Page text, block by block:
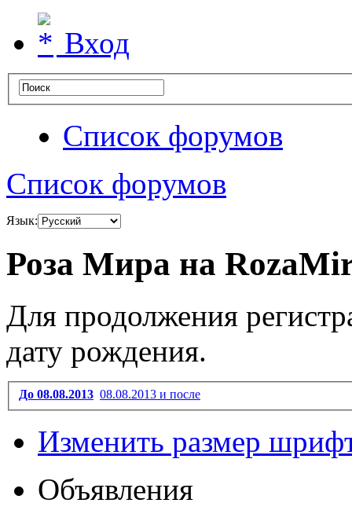
Вход
Список форумов
Список форумов
Язык:
Роза Мира на
Для продолжения
дату рождения.
До 08.08.2013 08.08.2013 и после
Изменить размер
Объявления